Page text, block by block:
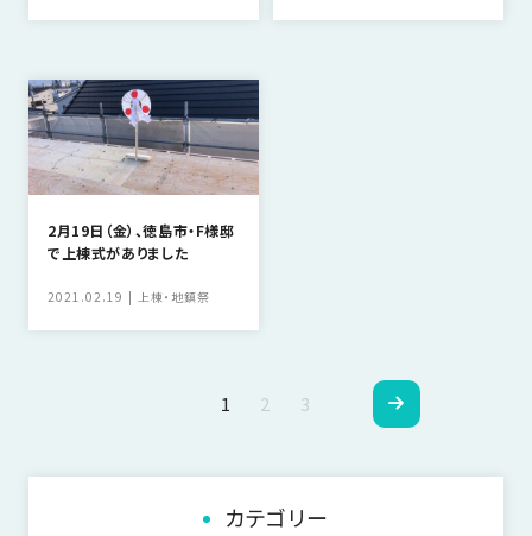
2月19日（金）、徳島市・F様邸
で上棟式がありました
2021.02.19 上棟・地鎮祭
1 2 3
カテゴリー